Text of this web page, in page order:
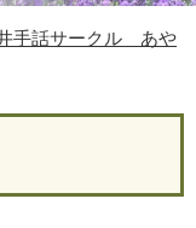
手話サークル あや